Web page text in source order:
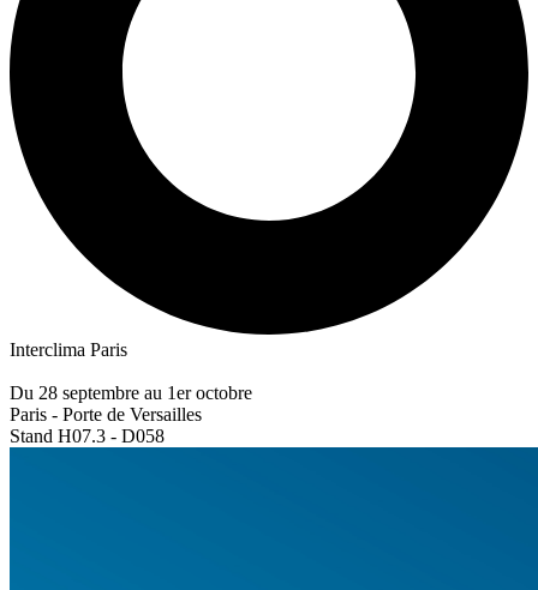
Interclima Paris
Du 28 septembre au 1er octobre
Paris - Porte de Versailles
Stand H07.3 - D058